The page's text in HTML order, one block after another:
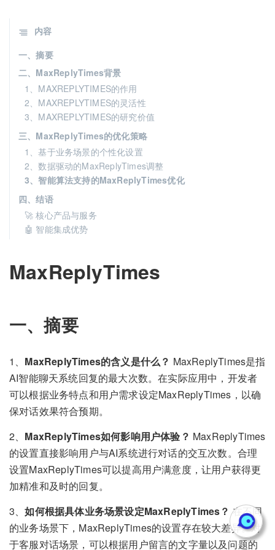
MaxReplyTimes
一、摘要
1、 MaxReplyTimes的含义是什么？ MaxReplyTimes是指
AI智能聊天系统回复的最大次数。在实际应用中，开发者
可以根据业务特点和用户需求设定MaxReplyTimes，以确
保对话效果符合预期。
2、 MaxReplyTimes如何影响用户体验？ MaxReplyTimes
的设置直接影响用户与AI系统进行对话的交互次数。合理
设置MaxReplyTimes可以提高用户满意度，让用户获得更
加精准和及时的回复。
3、如何根据具体业务场景设定MaxReplyTimes？ 在不同
的业务场景下，MaxReplyTimes的设置存在较大差异。对
于客服对话场景，可以根据用户留言的文字量以及问题的
内容
一、摘要
二、MaxReplyTimes背景
1、MAXREPLYTIMES的作用
2、MAXREPLYTIMES的灵活性
3、MAXREPLYTIMES的研究价值
三、MaxReplyTimes的优化策略
1、基于业务场景的个性化设置
2、数据驱动的MaxReplyTimes调整
3、智能算法支持的MaxReplyTimes优化
四、结语
🚀 核心产品与服务
🤖 智能集成优势